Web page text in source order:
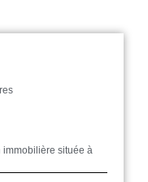
immobilière située à